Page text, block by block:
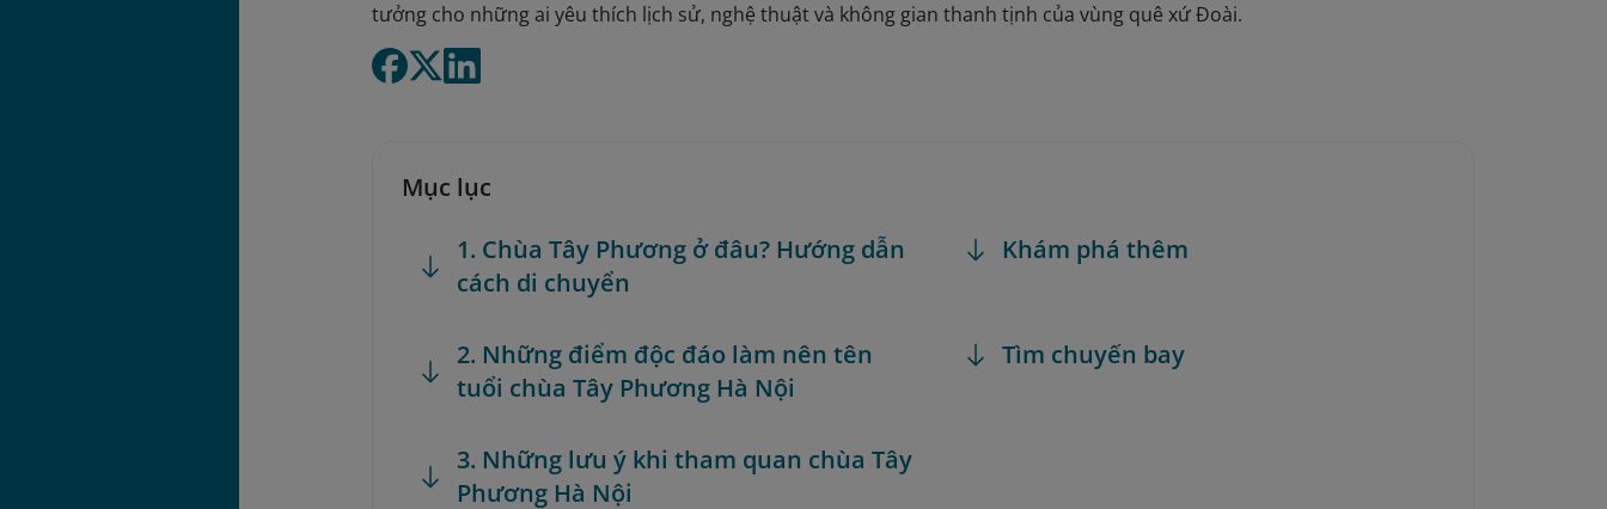
tưởng cho những ai yêu thích lịch sử, nghệ thuật và không gian thanh tịnh của vùng quê xứ Đoài.
Mục lục
1. Chùa Tây Phương ở đâu? Hướng dẫn
cách di chuyển
2. Những điểm độc đáo làm nên tên
tuổi chùa Tây Phương Hà Nội
3. Những lưu ý khi tham quan chùa Tây
Phương Hà Nội
Khám phá thêm
Tìm chuyến bay